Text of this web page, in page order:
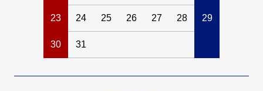
23 24 25 26 27 28 29
30 31